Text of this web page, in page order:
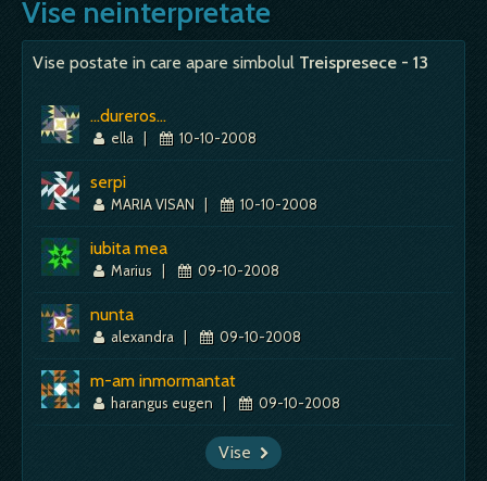
Vise neinterpretate
Vise postate in care apare simbolul Treispresece - 13
...dureros...
ella | 10-10-2008
serpi
MARIA VISAN | 10-10-2008
iubita mea
Marius | 09-10-2008
nunta
alexandra | 09-10-2008
m-am inmormantat
harangus eugen | 09-10-2008
Vise